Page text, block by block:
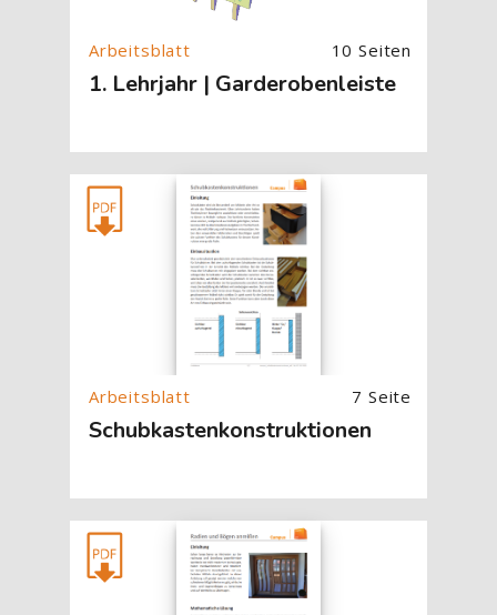
10 Seiten
1. Lehrjahr | Garderobenleiste
[Cocoon] About (Text with Image) überspringen
7 Seite
Schubkastenkonstruktionen
[Cocoon] About (Text with Image) überspringen